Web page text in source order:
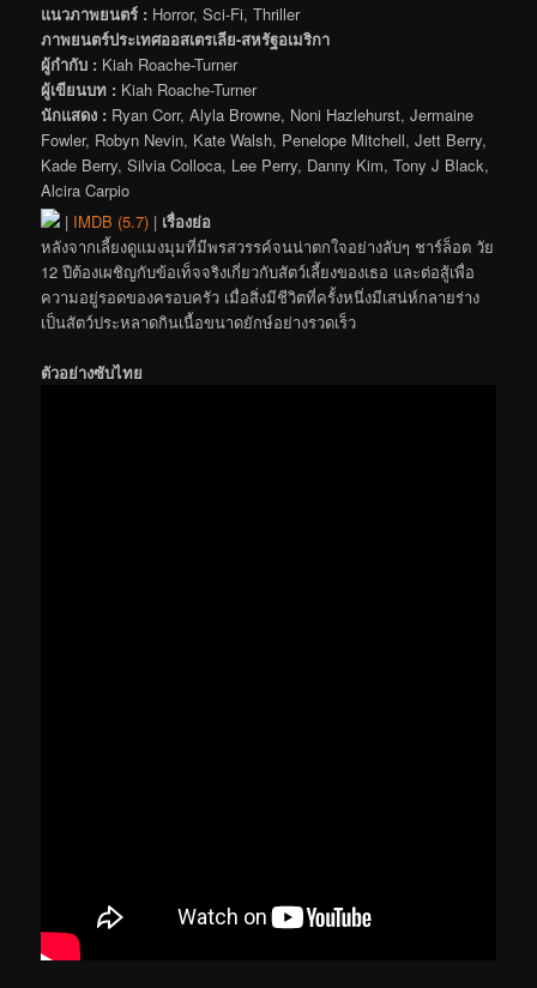
แนวภาพยนตร์ : Horror, Sci-Fi, Thriller
ภาพยนตร์ประเทศออสเตรเลีย-สหรัฐอเมริกา
ผู้กำกับ : Kiah Roache-Turner
ผู้เขียนบท : Kiah Roache-Turner
นักแสดง : Ryan Corr, Alyla Browne, Noni Hazlehurst, Jermaine
Fowler, Robyn Nevin, Kate Walsh, Penelope Mitchell, Jett Berry,
Kade Berry, Silvia Colloca, Lee Perry, Danny Kim, Tony J Black,
Alcira Carpio
| IMDB (5.7) | เรื่องย่อ
หลังจากเลี้ยงดูแมงมุมที่มีพรสวรรค์จนน่าตกใจอย่างลับๆ ชาร์ล็อต วัย
12 ปีต้องเผชิญกับข้อเท็จจริงเกี่ยวกับสัตว์เลี้ยงของเธอ และต่อสู้เพื่อ
ความอยู่รอดของครอบครัว เมื่อสิ่งมีชีวิตที่ครั้งหนึ่งมีเสน่ห์กลายร่าง
เป็นสัตว์ประหลาดกินเนื้อขนาดยักษ์อย่างรวดเร็ว
ตัวอย่างซับไทย